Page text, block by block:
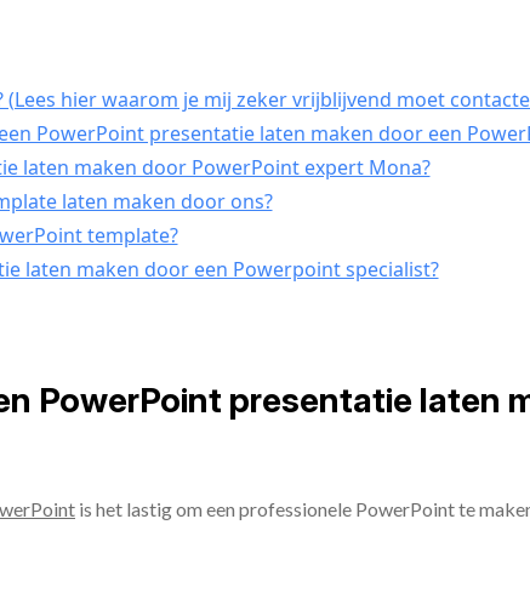
hier waarom je mij zeker vrijblijvend moet
PowerPoint presentatie laten maken door een
laten maken door PowerPoint expert Mona?
laten maken door ons?
template?
laten maken door een Powerpoint specialist?
PowerPoint presentatie laten
is het lastig om een professionele PowerPoint te